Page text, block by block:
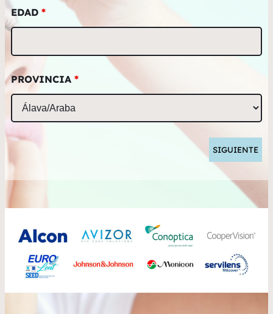
EDAD *
PROVINCIA *